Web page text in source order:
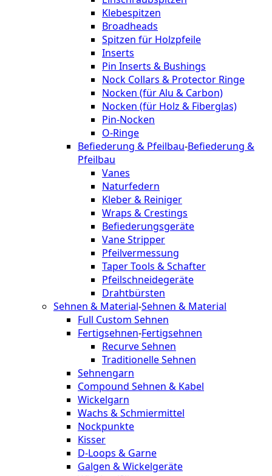
Klebespitzen
Broadheads
Spitzen für Holzpfeile
Inserts
Pin Inserts & Bushings
Nock Collars & Protector Ringe
Nocken (für Alu & Carbon)
Nocken (für Holz & Fiberglas)
Pin-Nocken
O-Ringe
Befiederung & Pfeilbau-Befiederung &
Pfeilbau
Vanes
Naturfedern
Kleber & Reiniger
Wraps & Crestings
Befiederungsgeräte
Vane Stripper
Pfeilvermessung
Taper Tools & Schafter
Pfeilschneidegeräte
Drahtbürsten
Sehnen & Material-Sehnen & Material
Full Custom Sehnen
Fertigsehnen-Fertigsehnen
Recurve Sehnen
Traditionelle Sehnen
Sehnengarn
Compound Sehnen & Kabel
Wickelgarn
Wachs & Schmiermittel
Nockpunkte
Kisser
D-Loops & Garne
Galgen & Wickelgeräte